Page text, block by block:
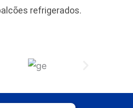
refrigerados.